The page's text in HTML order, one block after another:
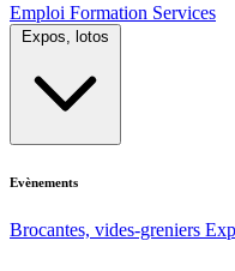
Emploi Formation Services
Expos, lotos
Evènements
Brocantes, vides-greniers